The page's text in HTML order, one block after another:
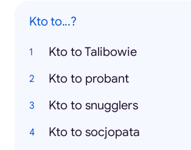
Kto to...?
Kto to Talibowie
Kto to probant
Kto to snugglers
Kto to socjopata